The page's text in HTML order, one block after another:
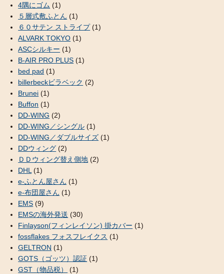
4隅にゴム (1)
５層式敷ふとん (1)
６０サテン ストライプ(1)
ALVARK TOKYO (1)
ASCシルキー (1)
B-AIR PRO PLUS (1)
bed pad (1)
billerbeckビラベック (2)
Brunei (1)
Buffon (1)
DD-WING (2)
DD-WING／シングル (1)
DD-WING／ダブルサイズ (1)
DDウィング (2)
ＤＤウィング替え側地 (2)
DHL (1)
e-ふとん屋さん (1)
e-布団屋さん (1)
EMS (9)
EMSの海外発送 (30)
Finlayson(フィンレイソン) 掛カバー (1)
fossflakes フォスフレイクス (1)
GELTRON (1)
GOTS（ゴッツ）認証 (1)
GST（物品税）
(1)